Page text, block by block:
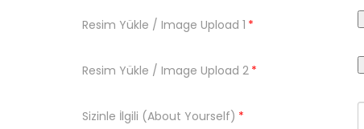
Resim Yükle / Image Upload 1 *
Resim Yükle / Image Upload 2 *
Sizinle İlgili (About Yourself) *